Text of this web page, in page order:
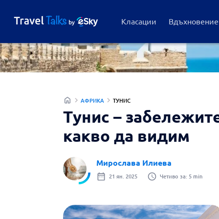
Класации Вдъхновение
АФРИКА ТУНИС
Тунис –
какво да видим
Мирослава Илиева
21 ян. 2025 Четиво за: 5 min